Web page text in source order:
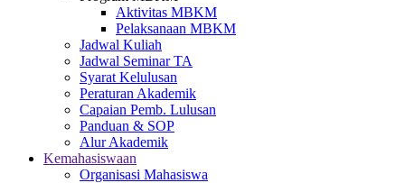
Aktivitas MBKM
Pelaksanaan MBKM
Jadwal Kuliah
Jadwal Seminar TA
Syarat Kelulusan
Peraturan Akademik
Capaian Pemb. Lulusan
Panduan & SOP
Alur Akademik
Kemahasiswaan
Organisasi Mahasiswa